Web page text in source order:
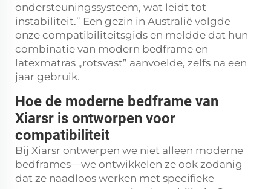
ondersteuningssysteem, wat leidt tot
instabiliteit.” Een gezin in Australië volgde
onze compatibiliteitsgids en meldde dat hun
combinatie van modern bedframe en
latexmatras „rotsvast” aanvoelde, zelfs na een
jaar gebruik.
Hoe de moderne bedframe van
Xiarsr is ontworpen voor
compatibiliteit
Bij Xiarsr ontwerpen we niet alleen moderne
bedframes—we ontwikkelen ze ook zodanig
dat ze naadloos werken met specifieke